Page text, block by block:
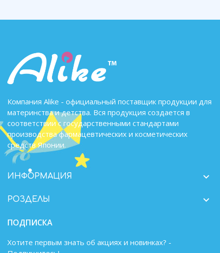
Компания Alike - официальный поставщик продукции для
материнства и детства. Вся продукция создается в
соответствии с государственными стандартами
производства фармацевтических и косметических
средств Японии.
ИНФОРМАЦИЯ 
РОЗДЕЛЫ 
ПОДПИСКА
Хотите первым знать об акциях и новинках? -